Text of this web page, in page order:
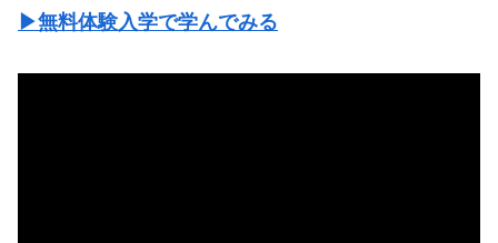
▶無料体験入学で学んでみる